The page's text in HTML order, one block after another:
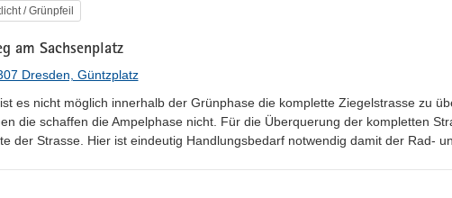
/ Grünpfeil
am Sachsenplatz
Dresden, Güntzplatz
es nicht möglich innerhalb der Grünphase die komplette Ziegelstrasse zu
die schaffen die Ampelphase nicht. Für die Überquerung der kompletten
der Strasse. Hier ist eindeutig Handlungsbedarf notwendig damit der Rad-